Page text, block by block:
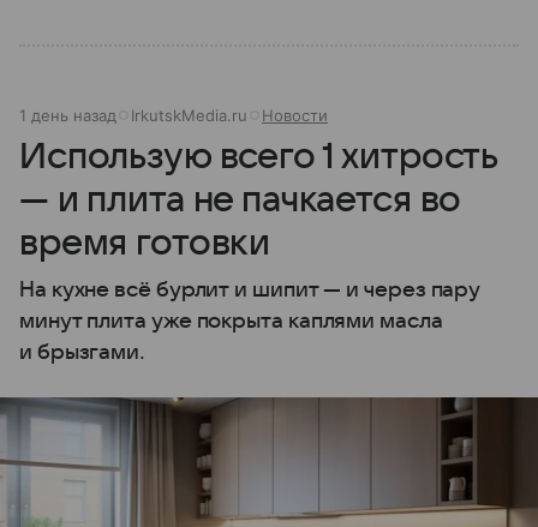
1 день назад IrkutskMedia.ru Новости
Использую всего 1 хитрость
— и плита не пачкается во
время готовки
На кухне всё бурлит и шипит — и через пару
минут плита уже покрыта каплями масла
и брызгами.